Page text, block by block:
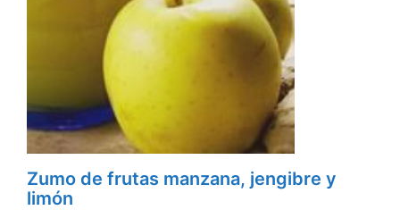
Zumo de frutas manzana, jengibre y
limón